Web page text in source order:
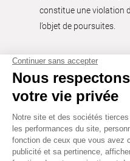
constitue une violation
l’objet de poursuites.
Tous droits